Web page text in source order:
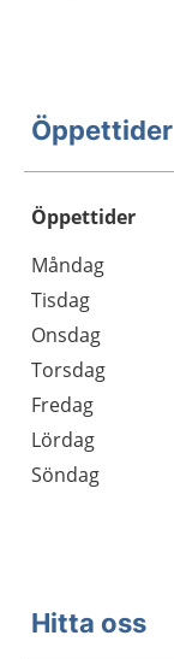
Öppettider
Öppettider
Dag
Öppettider
Kommentarer
Måndag
Tisdag
Onsdag
Torsdag
Fredag
Lördag
Söndag
Hitta oss